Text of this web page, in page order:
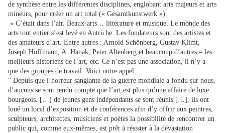
de synthèse entre les différentes disciplines, englobant arts majeurs et arts
mineurs, pour créer un art total (« Gesamtkunstwerk »).
« C’était dans l’air. Beaux-arts… littérature et musique. Le monde des
arts tout entier s’est levé en Autriche. Les fondateurs sont des artistes et
des amateurs d’art. Entre autres : Arnold Schönberg, Gustav Klimt,
Joseph Hoffmann, A. Hanak, Peter Altenberg et beaucoup d’autres – les
meilleurs historiens de l’art, etc. Ce n’est pas une association, il n’y a
que des groupes de travail. Voici notre appel :
" Depuis que l’horreur sanglante de la guerre mondiale a fondu sur nous,
d’aucuns se sont rendu compte que l’art est plus qu’une affaire de luxe
bourgeois. […] de jeunes gens indépendants se sont réunis […], ils ont
loué un local d’exposition et de conférences afin d’y offrir aux peintres,
sculpteurs, architectes, musiciens et poètes la possibilité de rencontrer un
public qui, comme eux-mêmes, est prêt à résister à la dévastation